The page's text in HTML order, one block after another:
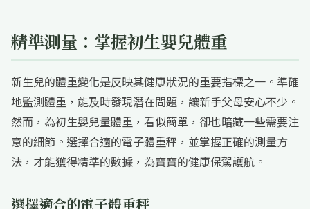
精準測量：掌握初生嬰兒體重
新生兒的體重變化是反映其健康狀況的重要指標之一。準確
地監測體重，能及時發現潛在問題，讓新手父母安心不少。
然而，為初生嬰兒量體重，看似簡單，卻也暗藏一些需要注
意的細節。選擇合適的電子體重秤，並掌握正確的測量方
法，才能獲得精準的數據，為寶寶的健康保駕護航。
選擇適合的電子體重秤